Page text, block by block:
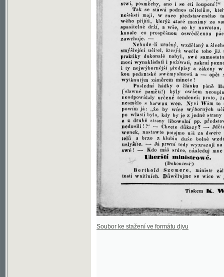
Soubor ke stažení ve formátu djvu